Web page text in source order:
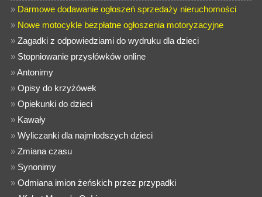
» Darmowe dodawanie ogłoszeń sprzedaży nieruchomości
» Nowe motocykle bezpłatne ogłoszenia motoryzacyjne
»Zagadki z odpowiedziami do wydruku dla dzieci
» Stopniowanie przysłówków online
»Antonimy
»Opisy do krzyżówek
»Opiekunki do dzieci
» Kawały
»Wyliczanki dla najmłodszych dzieci
»Zmiana czasu
» Synonimy
»Odmiana imion żeńskich przez przypadki